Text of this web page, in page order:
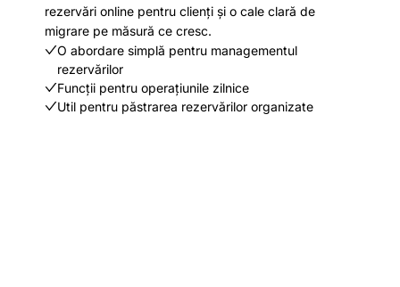
rezervări online pentru clienți și o cale clară de
migrare pe măsură ce cresc.
O abordare simplă pentru managementul
rezervărilor
Funcții pentru operațiunile zilnice
Util pentru păstrarea rezervărilor organizate